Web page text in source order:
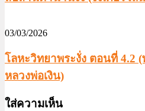
03/03/2026
โลหะวิทยาพระงั่ง ตอนที่ 4.2 (
หลวงพ่อเงิน)
ใส่ความเห็น